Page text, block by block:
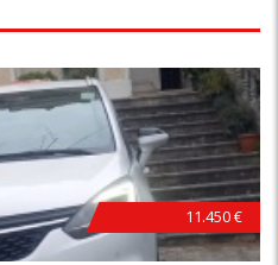
11.450 €